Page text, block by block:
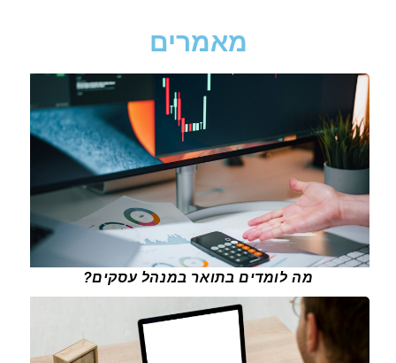
מאמרים
מה לומדים בתואר במנהל עסקים?